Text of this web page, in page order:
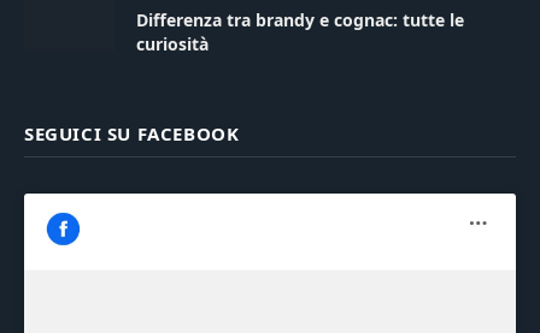
Differenza tra brandy e cognac: tutte le
curiosità
SEGUICI SU FACEBOOK